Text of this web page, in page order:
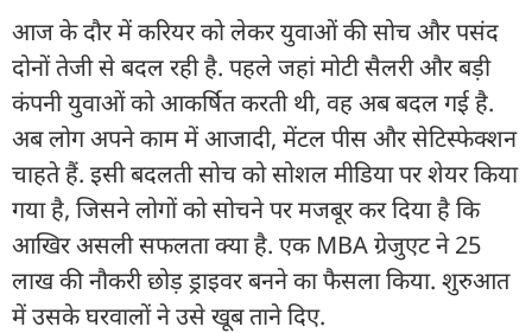
आज के दौर में करियर को लेकर युवाओं की सोच और पसंद
दोनों तेजी से बदल रही है. पहले जहां मोटी सैलरी और बड़ी
कंपनी युवाओं को आकर्षित करती थी, वह अब बदल गई है.
अब लोग अपने काम में आजादी, मेंटल पीस और सेटिस्फेक्शन
चाहते हैं. इसी बदलती सोच को सोशल मीडिया पर शेयर किया
गया है, जिसने लोगों को सोचने पर मजबूर कर दिया है कि
आखिर असली सफलता क्या है. एक MBA ग्रेजुएट ने 25
लाख की नौकरी छोड़ ड्राइवर बनने का फैसला किया. शुरुआत
में उसके घरवालों ने उसे खूब ताने दिए.